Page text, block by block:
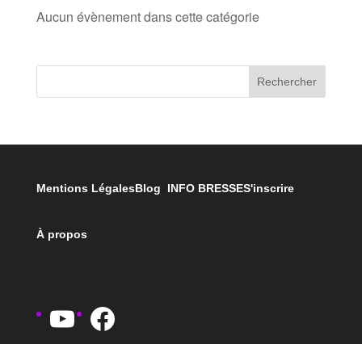
Aucun évènement dans cette catégorie
Rechercher
Mentions LégalesBlog INFO BRESSES'inscrire
À propos
YouTube
Facebook